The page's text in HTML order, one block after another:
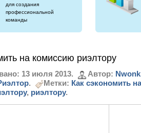
для создания
профессиональной
команды
на комиссию риэлтору
13 июля 2013. Автор:
. Метки: Как сэкономить
, риэлтору.